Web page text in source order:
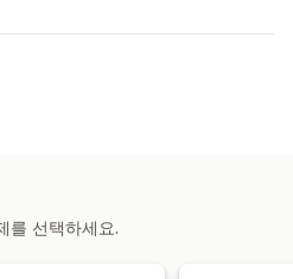
를 선택하세요.